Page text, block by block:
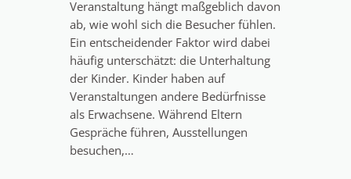
Veranstaltung hängt maßgeblich davon
ab, wie wohl sich die Besucher fühlen.
Ein entscheidender Faktor wird dabei
häufig unterschätzt: die Unterhaltung
der Kinder. Kinder haben auf
Veranstaltungen andere Bedürfnisse
als Erwachsene. Während Eltern
Gespräche führen, Ausstellungen
besuchen,…